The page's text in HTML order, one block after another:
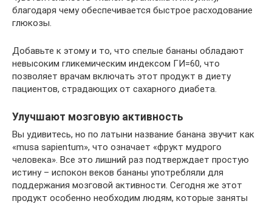
благодаря чему обеспечивается быстрое расходование
глюкозы.
Добавьте к этому и то, что спелые бананы обладают
невысоким гликемическим индексом ГИ=60, что
позволяет врачам включать этот продукт в диету
пациентов, страдающих от сахарного диабета.
Улучшают мозговую активность
Вы удивитесь, но по латыни название банана звучит как
«musa sapientum», что означает «фрукт мудрого
человека». Все это лишний раз подтверждает простую
истину – испокон веков бананы употребляли для
поддержания мозговой активности. Сегодня же этот
продукт особенно необходим людям, которые заняты